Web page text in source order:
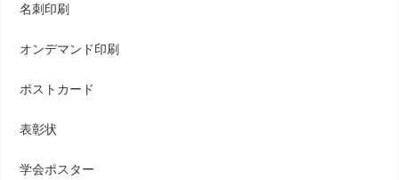
名刺印刷
オンデマンド印刷
ポストカード
表彰状
学会ポスター